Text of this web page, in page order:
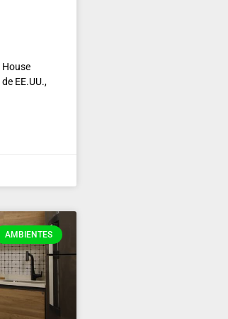
House
EE.UU.,
AMBIENTES